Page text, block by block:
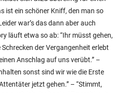
ist ein schöner Kniff, den man so
war’s das dann aber auch
läuft etwa so ab: “Ihr müsst gehen,
der Vergangenheit erlebt
Anschlag auf uns verübt.” –
sonst sind wir wie die Erste
jetzt gehen.” – “Stimmt,